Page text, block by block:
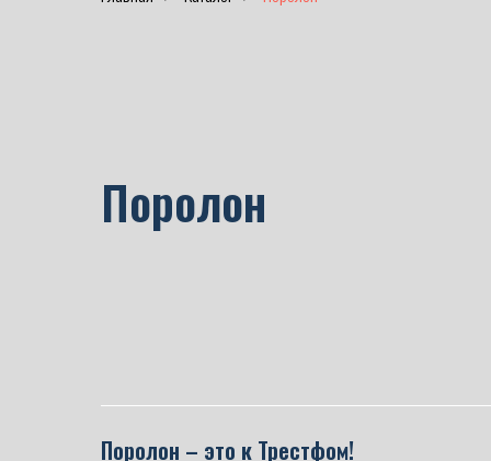
Поролон
Поролон – это к Трестфом!